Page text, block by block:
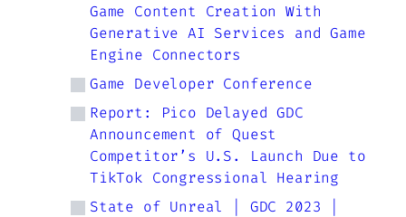
Game Content Creation With
Generative AI Services and Game
Engine Connectors
Game Developer Conference
Report: Pico Delayed GDC
Announcement of Quest
Competitor’s U.S. Launch Due to
TikTok Congressional Hearing
State of Unreal | GDC 2023 |